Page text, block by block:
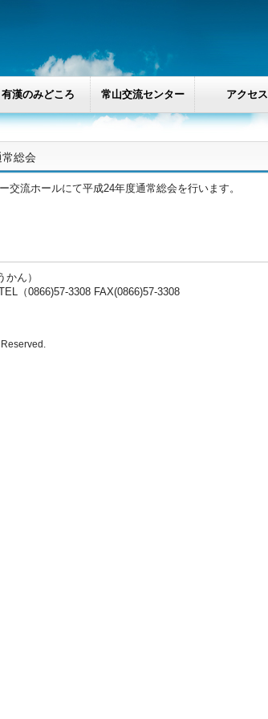
有漢のみどころ 常山交流センター アクセス
総会
交流ホールにて平成24年度通常総会を行います。
ん）
（0866)57-3308 FAX(0866)57-3308